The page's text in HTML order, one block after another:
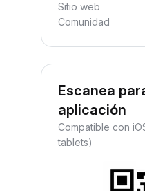
Sitio web
Comunidad
Escanea
aplicación
Compatible con
tablets)